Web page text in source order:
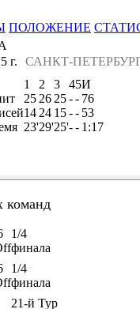
ПОЛОЖЕНИЕ
САНКТ-
г.
1 2 3 45И
25 26 25-- 76
14 24 15-- 53
23'29'25'-- 1:17
команд
1/4
финала
1/4
финала
21-й Тур